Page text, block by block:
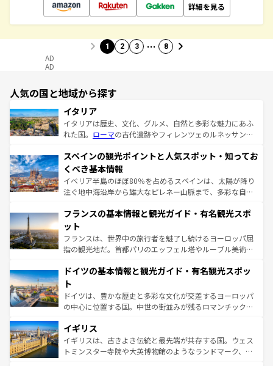
詳細を見る
1 2 3 … 8
AD
AD
人気の国と地域から探す
イタリア
イタリアは歴史、文化、グルメ、自然と多彩な魅力にあふ
れた国。 ローマの古代遺跡やフィレンツェのルネッサンス
ろん、トスカーナの美しい田園風景やアマルフィ海岸の絶
景など、自然景観も見逃せない。観光の合間には、本場の
ピザやパスタなど、絶品のイタリア料理を堪能することも
できる。朝目覚めてから夜眠るまで、すべての瞬間を楽し
なお、新着のイタリア情報はコンテンツ一覧を参照してほ
しい。
スペインの観光ポイントと人気スポット・知ってお
くべき基本情報
イベリア半島のほぼ80％を占めるスペインは、太陽が降り
注ぐ地中海沿岸から雄大なピレネー山脈まで、多彩な自然
文化が根付くこの国では、情熱的なフラメンコ、熱気あふ
れる闘牛、そして美味しいタパスが生活の一部となってい
る。首都マドリードの洗練された雰囲気や、バルセロナの
アートに溢れた街角から、地方では古代ローマ遺跡や中世
せる。地方によって風土や気候が異なるスペインはその個
ンテンツ一覧 を参照してほしい。
フランスの基本情報と観光ガイド・有名観光スポ
ット
フランスは、世界中の旅行者を魅了し続けるヨーロッパ屈
指の観光地だ。首都パリのエッフェル塔やルーブル美術館
で、幅広い魅力が詰まっている。華麗な宮殿、歴史的な大
聖堂、美しいビーチ、そして豊かな自然が、訪れる者を心
から魅了する。また、フランスは美食の国としても知ら
れ、フランス料理はユネスコ無形文化遺産にも登録されて
香り高いラベンダー畑など、多彩な楽しみ方が可能だ。さ
らに、パリ以外の地域にも魅力が溢れており、どの街角に
も豊かな歴史と文化が息づいている。パリ以外の個性あふ
ドイツの基本情報と観光ガイド・有名観光スポッ
ト
ドイツは、豊かな歴史と多彩な文化が交差するヨーロッパ
の中心に位置する国。中世の街並みが残るロマンチック街
顔を持つこの国は、どこを歩いても飽きることがない。ベ
ルリンの文化的活気、バイエルン州のアルプスの絶景、そ
してライン川沿いのワイン畑といった風景は必見。ビール
イギリス
イギリスは、古きよき伝統と最先端が共存する国。ウェス
トミンスター寺院や大英博物館のようなランドマーク、歴